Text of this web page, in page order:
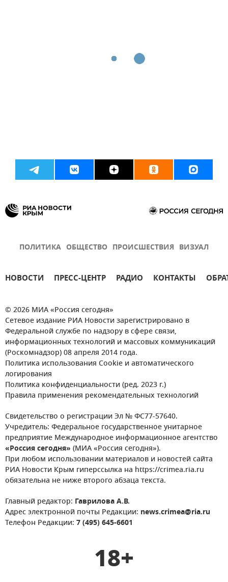
ПОЛИТИКА ОБЩЕСТВО ПРОИСШЕСТВИЯ ВИЗУАЛ
НОВОСТИ ПРЕСС-ЦЕНТР РАДИО КОНТАКТЫ
© 2026 МИА «Россия сегодня»
Сетевое издание РИА Новости зарегистрировано в
Федеральной службе по надзору в сфере связи,
информационных технологий и массовых коммуникаций
(Роскомнадзор) 08 апреля 2014 года.
Политика использования Cookie и автоматического
логирования
Политика конфиденциальности (ред. 2023 г.)
Правила применения рекомендательных технологий
Свидетельство о регистрации Эл № ФС77-57640.
Учредитель: Федеральное государственное унитарное
предприятие Международное информационное агентство
«Россия сегодня» (МИА «Россия сегодня»).
При любом использовании материалов и новостей сайта
РИА Новости Крым гиперссылка на https://crimea.ria.ru
обязательна не ниже второго абзаца текста.
Главный редактор: Гаврилова А.В.
Адрес электронной почты Редакции: news.crimea@ria.ru
Телефон Редакции: 7 (495) 645-6601
18+